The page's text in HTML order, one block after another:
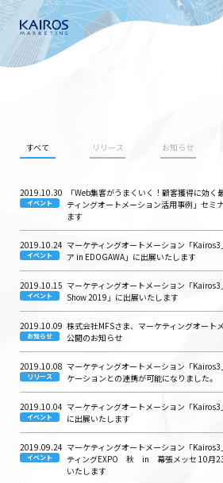
すべて リリース お知らせ
2019.10.30
イベント
「Web集客がうまくいく！顧客獲得に効
ティングオートメーション活用事例」セミ
ます
2019.10.24
イベント
マーケティングオートメーション「
ア in EDOGAWA」に出展いたします
2019.10.15
イベント
マーケティングオートメーション「
Show 2019」に出展いたします
2019.10.09
お知らせ
株式会社MFSさま、マーケティングオート
公開のお知らせ
2019.10.08
リリース
マーケティングオートメーション「
ケーションとの連携が可能になりました。
2019.10.04
イベント
マーケティングオートメーション「Kairos3
に出展いたします
2019.09.24
イベント
マーケティングオートメーション「
ティングEXPO 秋 in 幕張メッセ 10月
いたします